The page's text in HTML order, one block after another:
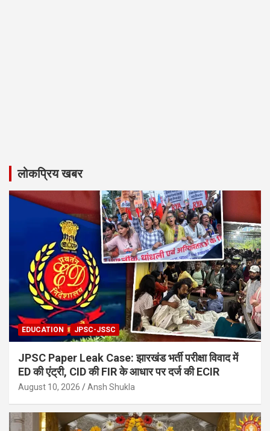
लोकप्रिय खबर
EDUCATION JPSC-JSSC
JPSC Paper Leak Case: झारखंड भर्ती परीक्षा विवाद में
ED की एंट्री, CID की FIR के आधार पर दर्ज की ECIR
August 10, 2026 Ansh Shukla